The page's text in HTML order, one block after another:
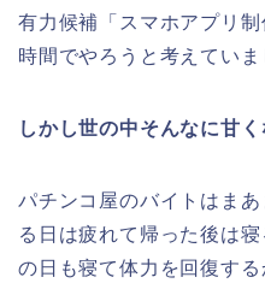
有力候補「スマホアプリ
時間でやろうと考えていま
しかし世の中そんなに甘く
パチンコ屋のバイトはま
る日は疲れて帰った後は
の日も寝て体力を回復す